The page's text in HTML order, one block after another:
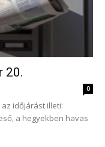
20.
0
időjárást illeti:
a hegyekben havas